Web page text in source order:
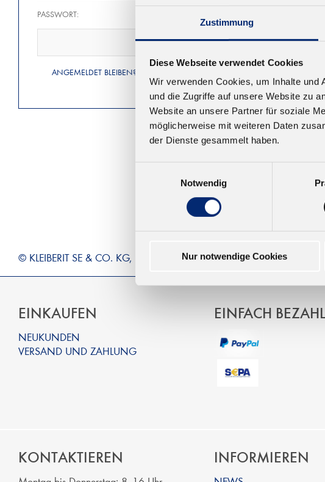
Zustimmung
Diese Webseite verwendet Cookies
Wir verwenden Cookies, um Inhalte und
und die Zugriffe auf unsere Website zu
Website an unsere Partner für soziale
möglicherweise mit weiteren Daten
der Dienste gesammelt haben.
Notwendig
Nur notwendige Cookies
PASSWORT:
ANGEMELDET BLEIBEN?
© KLEIBERIT SE & CO. KG, Max-Becker-Str. 4, 76356 Weingarten,
EINKAUFEN
NEUKUNDEN
VERSAND UND ZAHLUNG
EINFACH
KONTAKTIEREN INFORMIEREN